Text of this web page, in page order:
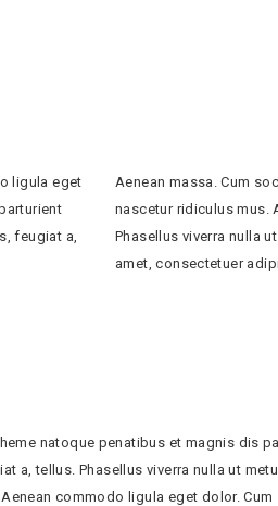
ligula eget
feugiat a,
Aenean massa. Cum
nascetur ridiculus mus.
Phasellus viverra nulla
amet, consectetuer
natoque penatibus et magnis dis
a, tellus. Phasellus viverra nulla ut
commodo ligula eget dolor.